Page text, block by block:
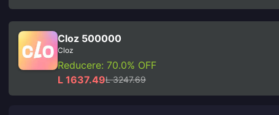
Cloz 500000
Cloz
Reducere: 70.0% OFF
L 1637.49L 3247.69